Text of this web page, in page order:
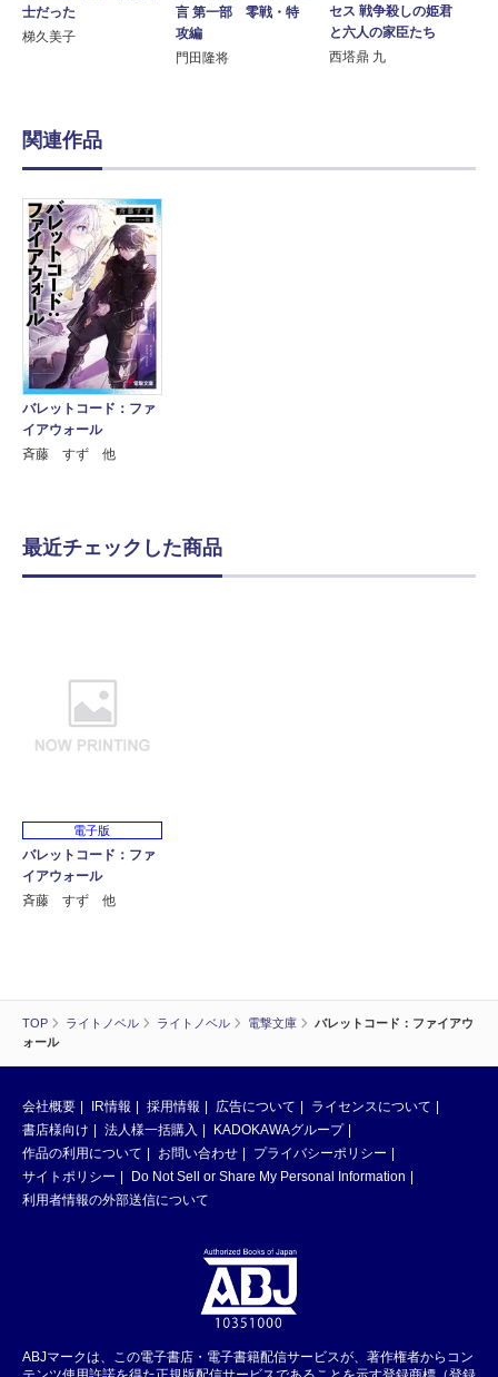
TOP ライトノベル ライトノベル 電撃文庫
バレットコード：ファイアウ
ォール
士だった
梯久美子
言 第一部 零戦・特
攻編
門田隆将
セス 戦争殺しの姫君
と六人の家臣たち
西塔鼎 九
関連作品
バレットコード：ファ
イアウォール
斉藤 すず 他
最近チェックした商品
電子版
バレットコード：ファ
イアウォール
斉藤 すず 他
会社概要 IR情報 採用情報 広告について
ライセンスについて
書店様向け
法人様一括購入
KADOKAWAグループ
作品の利用について
お問い合わせ
プライバシーポリシー
サイトポリシー
Do Not Sell or Share My Personal Information
利用者情報の外部送信について
ABJマークは、この電子書店・電子書籍配信サービスが、著作権者からコン